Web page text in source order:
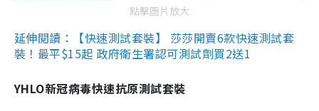
點擊圖片放大
延伸閱讀：【快速測試套裝】 莎莎開賣6款快速測試套
裝！最平$15起 政府衛生署認可測試劑買2送1
YHLO新冠病毒快速抗原測試套裝